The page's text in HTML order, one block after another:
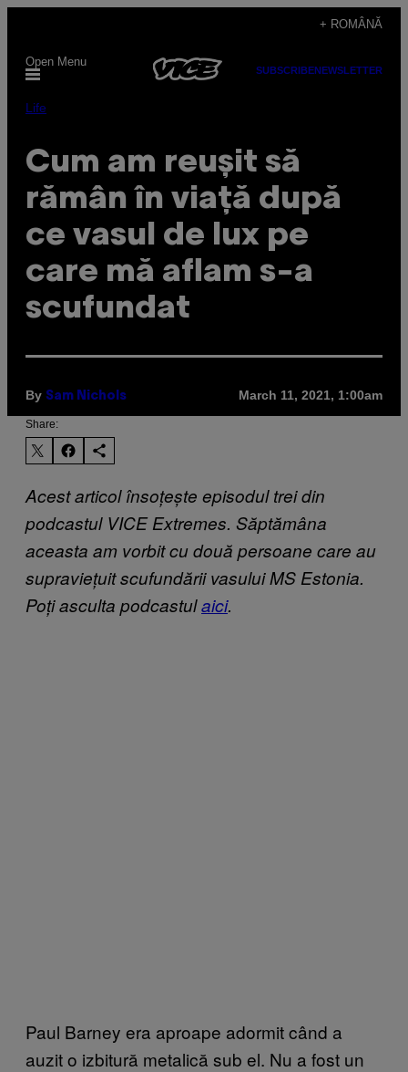
content
+ ROMÂNĂ
Open Menu
SUBSCRIBENEWSLETTER
Life
Cum am reușit să
rămân în viață după
ce vasul de lux pe
care mă aflam s-a
scufundat
By Sam Nichols March 11, 2021, 1:00am
Share:
Acest articol însoțește episodul trei din
podcastul VICE Extremes. Săptămâna
aceasta am vorbit cu două persoane care au
supraviețuit scufundării vasului MS Estonia.
Poți asculta podcastulaici.
Paul Barney era aproape adormit când a
auzit o izbitură metalică sub el. Nu a fost un